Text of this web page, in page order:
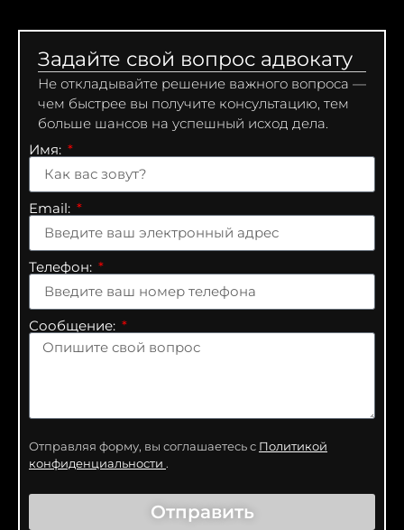
Задайте свой вопрос адвокату
Не откладывайте решение важного вопроса —
чем быстрее вы получите консультацию, тем
больше шансов на успешный исход дела.
Имя:
Email:
Телефон:
Сообщение:
Отправляя форму, вы соглашаетесь с Политикой
конфиденциальности .
Отправить